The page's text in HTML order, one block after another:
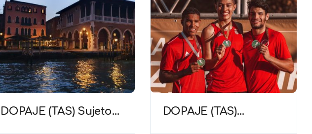
DOPAJE (TAS) Sujetos,
DOPAJE (TAS)